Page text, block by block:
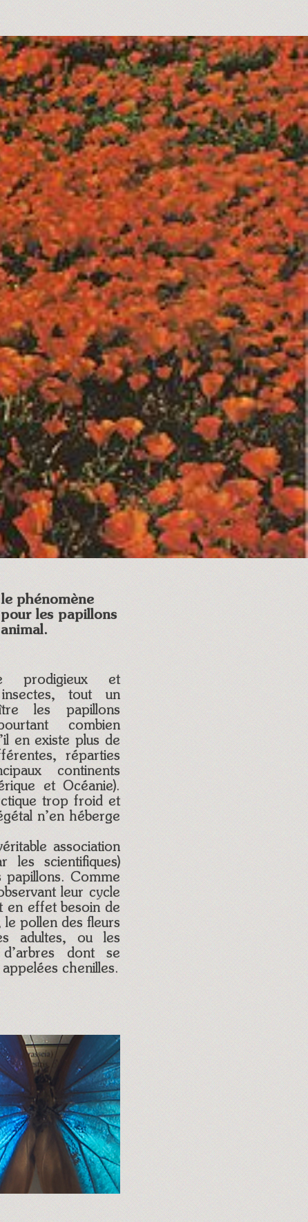
phénomène
les papillons
tout un
les papillons
combien
en existe plus de
réparties
continents
et Océanie).
trop froid et
n’en héberge
association
les scientifiques)
Comme
leur cycle
en effet besoin de
pollen des fleurs
adultes, ou les
dont se
chenilles.